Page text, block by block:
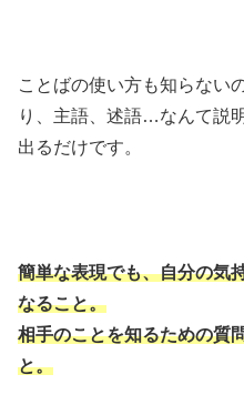
ことばの使い方も知らない
り、主語、述語…なんて説
出るだけです。
簡単な表現でも、自分の気
なること。
相手のことを知るための質
と。